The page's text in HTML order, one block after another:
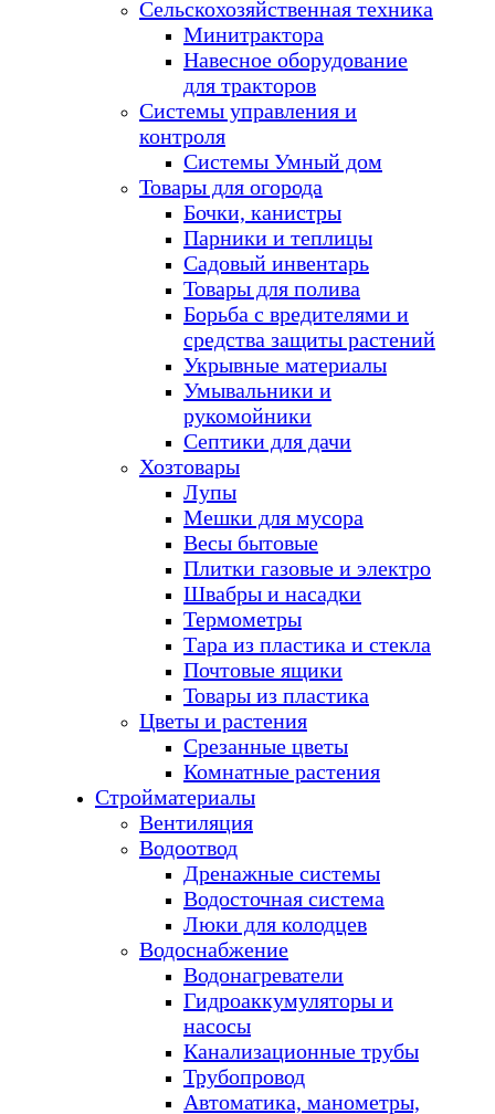
Сельскохозяйственная техника
Минитрактора
Навесное оборудование
для тракторов
Системы управления и
контроля
Системы Умный дом
Товары для огорода
Бочки, канистры
Парники и теплицы
Садовый инвентарь
Товары для полива
Борьба с вредителями и
средства защиты растений
Укрывные материалы
Умывальники и
рукомойники
Септики для дачи
Хозтовары
Лупы
Мешки для мусора
Весы бытовые
Плитки газовые и электро
Швабры и насадки
Термометры
Тара из пластика и стекла
Почтовые ящики
Товары из пластика
Цветы и растения
Срезанные цветы
Комнатные растения
Стройматериалы
Вентиляция
Водоотвод
Дренажные системы
Водосточная система
Люки для колодцев
Водоснабжение
Водонагреватели
Гидроаккумуляторы и
насосы
Канализационные трубы
Трубопровод
Автоматика, манометры,